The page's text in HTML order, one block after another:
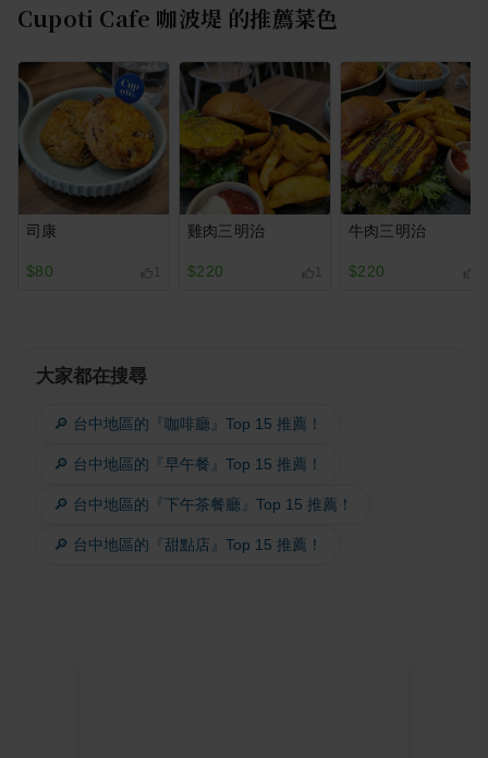
Cupoti Cafe 咖波堤 的推薦菜色
司康
$80
雞肉三明治
$220
牛肉三明治
$220
大家都在搜尋
🔎 台中地區的『咖啡廳』Top 15 推薦！
🔎 台中地區的『早午餐』Top 15 推薦！
🔎 台中地區的『下午茶餐廳』Top 15 推薦！
🔎 台中地區的『甜點店』Top 15 推薦！